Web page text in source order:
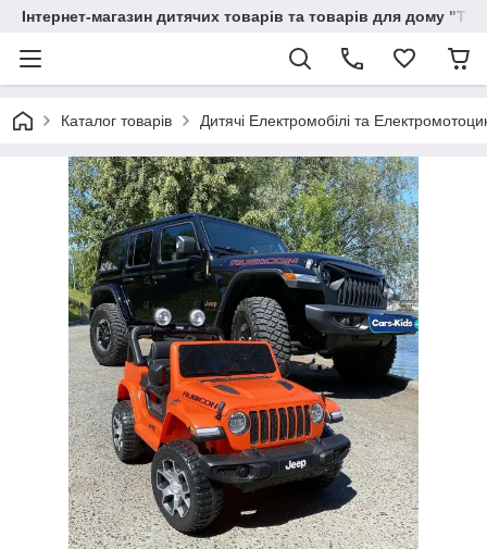
Інтернет-магазин дитячих товарів та товарів для дому
Каталог товарів Дитячі Електромобілі та